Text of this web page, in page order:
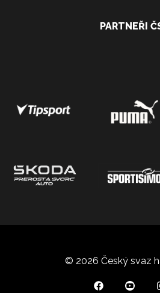
PARTNEŘI
© 2026 Český svaz